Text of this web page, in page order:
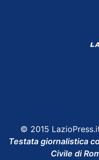
© 2015
Testata giornalistica
Civile di